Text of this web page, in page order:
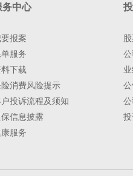
务中心
报案
服务
下载
消费风险提示
投诉流程及须知
信息披露
服务